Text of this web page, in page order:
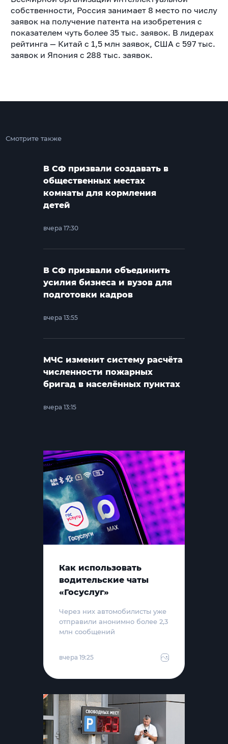
собственности, Россия занимает 8 место по числу
заявок на получение патента на изобретения с
показателем чуть более 35 тыс. заявок. В лидерах
рейтинга — Китай с 1,5 млн заявок, США с 597 тыс.
заявок и Япония с 288 тыс. заявок.
Смотрите также
В СФ призвали создавать в
общественных местах
комнаты для кормления
детей
вчера 17:30
В СФ призвали объединить
усилия бизнеса и вузов для
подготовки кадров
вчера 13:55
МЧС изменит систему расчёта
численности пожарных
бригад в населённых пунктах
вчера 13:15
Как использовать
водительские чаты
«Госуслуг»
Через них автомобилисты уже
отправили анонимно более 2,3
млн сообщений
вчера 19:25